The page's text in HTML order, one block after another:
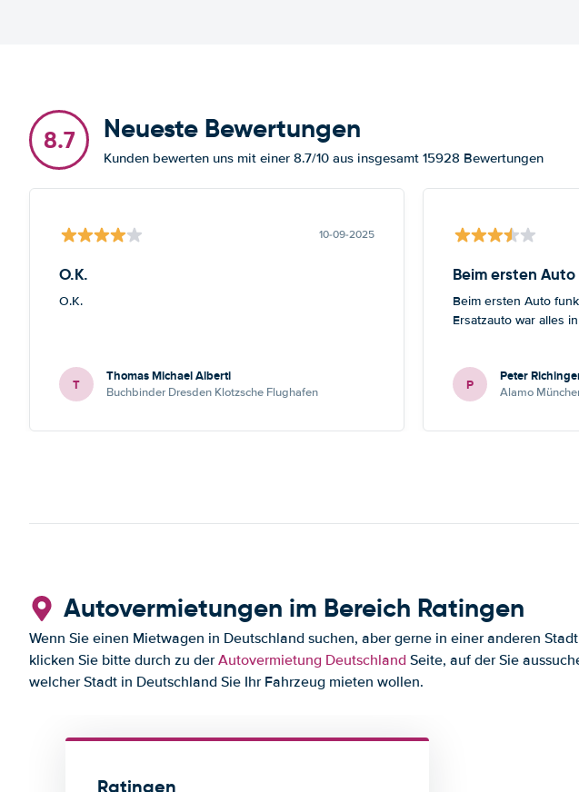
8.7 Neueste Bewertungen
Kunden bewerten uns mit einer 8.7/10 aus insgesamt 15928 Bewertungen
10-09-2025
O.K.
O.K.
T Thomas Michael Alberti
Buchbinder Dresden Klotzsche Flughafen
Beim ersten
Beim ersten Auto
Ersatzauto war alles
P Peter
Alamo
Autovermietungen im Bereich Ratingen
Wenn Sie einen Mietwagen in Deutschland suchen, aber gerne in einer anderen
klicken Sie bitte durch zu derAutovermietung Deutschland Seite, auf der Sie
welcher Stadt in Deutschland Sie Ihr Fahrzeug mieten wollen.
Ratingen